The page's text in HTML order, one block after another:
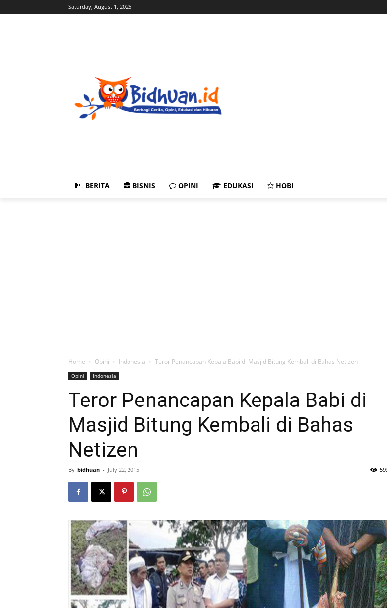
Saturday, August 1, 2026
BERITA BISNIS OPINI EDUKASI HOBI
Home Opini Indonesia Teror Penancapan Kepala Babi di Masjid Bitung Kembali di Bahas Netizen
Opini Indonesia
Teror Penancapan Kepala Babi di
Masjid Bitung Kembali di Bahas
Netizen
By bidhuan - July 22, 2015